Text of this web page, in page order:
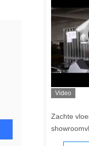
Video
Zachte